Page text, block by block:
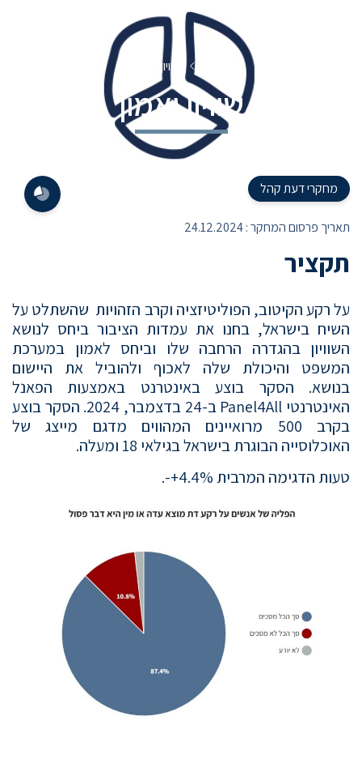
שוויון ואמון
שוויון ואמון
על רקע הקיטוב, הפוליטיזציה וקרב הזהויות שהשתלט על
השיח בישראל, בחנו את עמדות הציבור ביחס לנושא
השוויון בהגדרה הרחבה שלו וביחס לאמון במערכת
המשפט והיכולת שלה לאכוף ולהוביל את היישום
בנושא. הסקר בוצע באינטרנט באמצעות הפאנל
האינטרנטי Panel4All ב-24 בדצמבר, 2024. הסקר בוצע
בקרב 500 מרואיינים המהווים מדגם מייצג של
האוכלוסייה הבוגרת בישראל בגילאי 18 ומעלה.
טעות הדגימה המרבית 4.4%+-.
מחקרי דעת קהל
תאריך פרסום המחקר :24.12.2024
תקציר